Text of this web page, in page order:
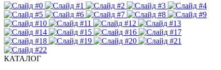
КАТАЛОГ